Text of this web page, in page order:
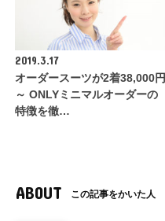
2019.3.17
オーダースーツが2着38,000円
～ ONLYミニマルオーダーの
特徴を徹…
ABOUT この記事をかいた人